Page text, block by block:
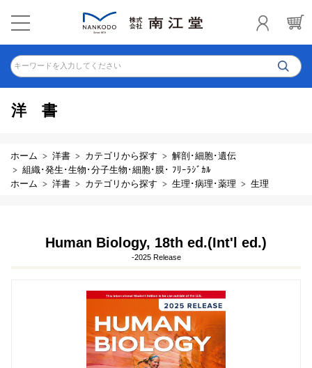
キーワードを入力してください
洋書
ホーム 洋書 カテゴリから探す
解剖･細胞･遺伝
組織･発生･生物･分子生物･細胞･膜･ ﾌﾘｰﾗｼﾞｶﾙ
ホーム
洋書 カテゴリから探す 生理･病理･薬理 生理
Human Biology, 18th ed.(Int'l ed.)
-2025 Release